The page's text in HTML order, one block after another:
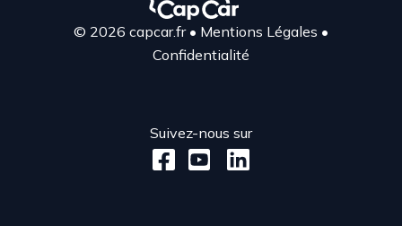
© 2026 capcar.fr• Mentions Légales •
Confidentialité
Suivez-nous sur